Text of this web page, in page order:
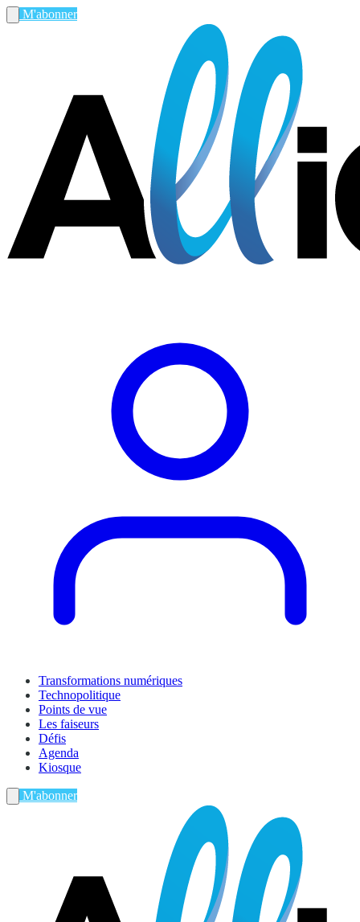
M'abonner
Transformations numériques
Technopolitique
Points de vue
Les faiseurs
Défis
Agenda
Kiosque
M'abonner